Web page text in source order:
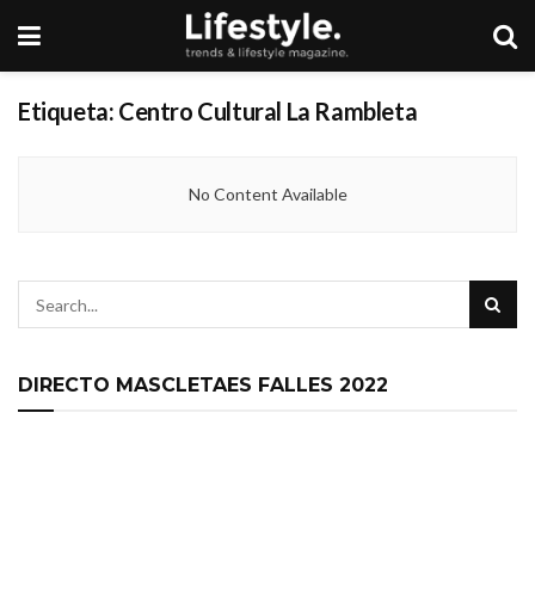
Etiqueta: Centro Cultural La Rambleta
No Content Available
DIRECTO MASCLETAES FALLES 2022